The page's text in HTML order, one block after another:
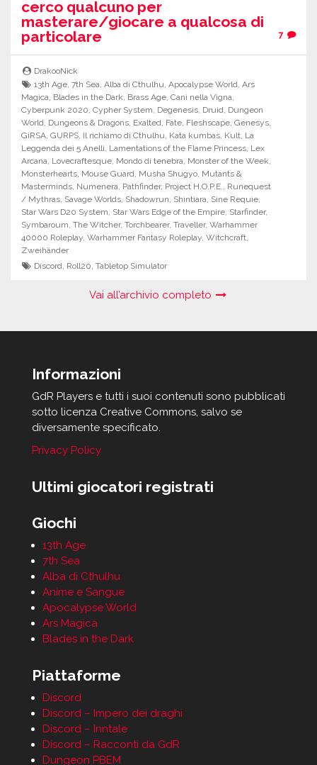
cerco qualcuno per
masterare/giocare a qualcosa di
particolare
7
DrakooNick
13th Age,7th Sea,Alba di Cthulhu,Apocalypse World,Ars
Magica, Blades in the Dark, Brass Age, Cani nella Vigna,
Cyberpunk 2020, Cypher System, Degenesis, Druid, Dungeon
World, Dungeons & Dragons, Exalted, Fate, Fleshscape, Genesys,
GiRSA, GURPS, Il richiamo di Cthulhu, Kata kumbas, Kult, La
Leggenda dei 5 Anelli, Lamentations of the Flame Princess, Lex
Arcana, Lovecraftesque, Mondo di tenebra, Monster of the Week,
Monsterhearts, Mouse Guard, Musha Shugyo, Mutants &
Masterminds, Numenera, Pathfinder, Project H.O.P.E., Runequest
/ Mythras, Savage Worlds, Shadowrun, Shintiara, Sine Requie,
Star Wars D20 System, Star Wars Edge of the Empire, Starfinder,
Symbaroum, The Witcher, Torchbearer, Traveller, Warhammer
40000 Roleplay, Warhammer Fantasy Roleplay, Witchcraft,
Zweihänder
Discord, Roll20,Tabletop Simulator
Vai all’archivio completo
Informazioni
GdR Players e tutti i suoi contenuti sono pubblicati
sotto licenza Creative Commons, salvo se
diversamente specificato.
Privacy Policy
Ultimi giocatori registrati
Giochi
13th Age
7th Sea
Alba di Cthulhu
Anime e Sangue
Apocalypse World
Ars Magica
Blades in the Dark
Piattaforme
Discord
Discord – Impero dei draghi
Discord – Inntale
Discord – Racconti da GdR
Dungeon PBEM